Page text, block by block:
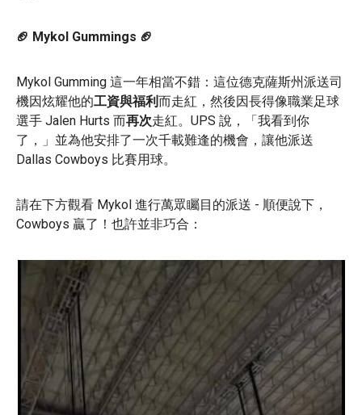
🏈 Mykol Gummings 🏈
Mykol Gumming 這一年相當不錯：這位德克薩斯州派送司
機因炫耀他的工資與福利而走紅，然後因長得像職業足球
選手 Jalen Hurts 而再次走紅。UPS 說，「我看到你
了，」並為他安排了一次千載難逢的機會，讓他派送
Dallas Cowboys 比賽用球。
請在下方觀看 Mykol 進行萬眾矚目的派送 - 順便說下，
Cowboys 贏了！也許並非巧合：